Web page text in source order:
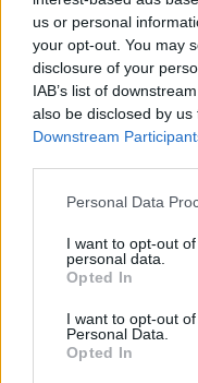
us or personal
your opt-out. You may
disclosure of your
IAB’s list of
also be disclosed by
Downstream
Please note that this
not limited to your visit
grant or deny consent
use your data for
consent section.
Personal Data
I want to opt-out
personal data.
Opted In
I want to opt-out
Personal Data.
Opted In
piacára.
Ésatöbbi